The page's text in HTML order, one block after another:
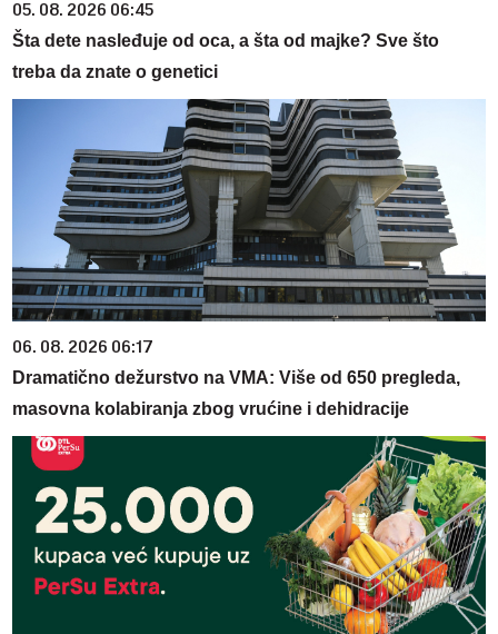
05. 08. 2026 06:45
Šta dete nasleđuje od oca, a šta od majke? Sve što
treba da znate o genetici
06. 08. 2026 06:17
Dramatično dežurstvo na VMA: Više od 650 pregleda,
masovna kolabiranja zbog vrućine i dehidracije